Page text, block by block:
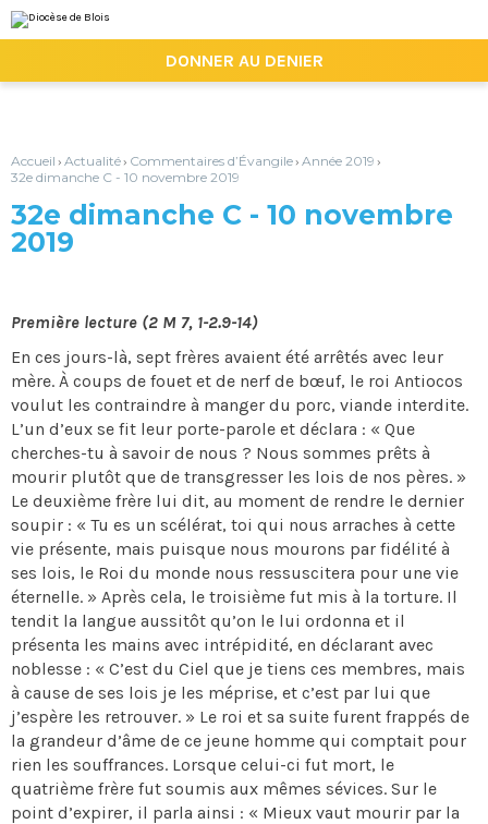
au
contenu.
la
personnels
DONNER AU DENIER
Accueil › Actualité› Commentaires d’Évangile› Année 2019 ›
32e dimanche C - 10 novembre 2019
32e dimanche C - 10 novembre
2019
Première lecture (2 M 7, 1-2.9-14)
En ces jours-là, sept frères avaient été arrêtés avec leur
mère. À coups de fouet et de nerf de bœuf, le roi Antiocos
voulut les contraindre à manger du porc, viande interdite.
L’un d’eux se fit leur porte-parole et déclara : « Que
cherches-tu à savoir de nous ? Nous sommes prêts à
mourir plutôt que de transgresser les lois de nos pères. »
Le deuxième frère lui dit, au moment de rendre le dernier
soupir : « Tu es un scélérat, toi qui nous arraches à cette
vie présente, mais puisque nous mourons par fidélité à
ses lois, le Roi du monde nous ressuscitera pour une vie
éternelle. » Après cela, le troisième fut mis à la torture. Il
tendit la langue aussitôt qu’on le lui ordonna et il
présenta les mains avec intrépidité, en déclarant avec
noblesse : « C’est du Ciel que je tiens ces membres, mais
à cause de ses lois je les méprise, et c’est par lui que
j’espère les retrouver. » Le roi et sa suite furent frappés de
la grandeur d’âme de ce jeune homme qui comptait pour
rien les souffrances. Lorsque celui-ci fut mort, le
quatrième frère fut soumis aux mêmes sévices. Sur le
point d’expirer, il parla ainsi : « Mieux vaut mourir par la